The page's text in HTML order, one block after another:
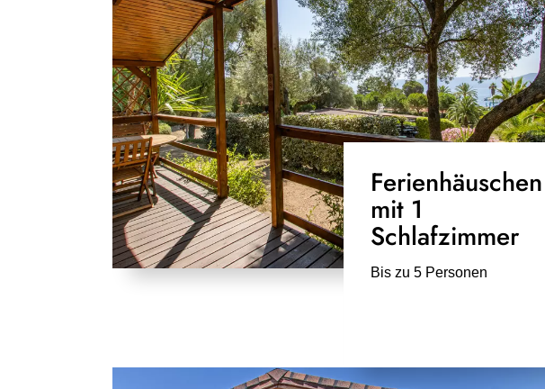
Ferienhäuschen
mit 1
Schlafzimmer
Bis zu 5 Personen